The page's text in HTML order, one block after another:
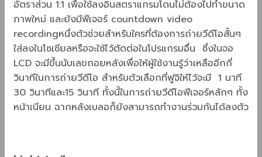
อัตราส่วน 1:1 เพื่อใช้ลงอินสตราแกรมโดนไม่ต้องไปทำขนาด
ภาพใหม่ และยังมีฟีเจอร์ countdown video
recordingหนึ่งตัวช่วยสำหรับใครที่ต้องการถ่ายวีดีโอสั้นๆ
ใส่ลงในโซเชียลหรือจะใช้ไว้ตัดต่อในโปรแกรมอื่น ซึ่งในจอ
LCD จะมีขึ้นนับเลขถอยหลังเพื่อให้ผู้ใช้งานรู้ว่าเหลืออีกกี่
วินาทีในการถ่ายวีดีโอ สำหรับตัวเลือกที่ฟูจิให้ไว้จะมี 1 นาที
30 วินาทีและ15 วินาที ทั้งนี้ในการถ่ายวีดีโอฟีเจอร์หลักๆ ทั้ง
หน้าเนียน ฉากหลังเบลอก็ยังสามารถทำงานร่วมกันได้ลงตัว